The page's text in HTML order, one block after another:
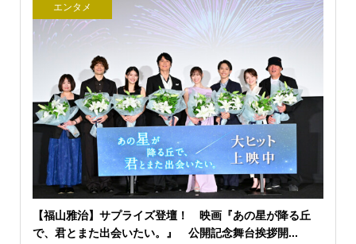
エンタメ
【福山雅治】サプライズ登壇！ 映画『あの星が降る丘
で、君とまた出会いたい。』 公開記念舞台挨拶開...